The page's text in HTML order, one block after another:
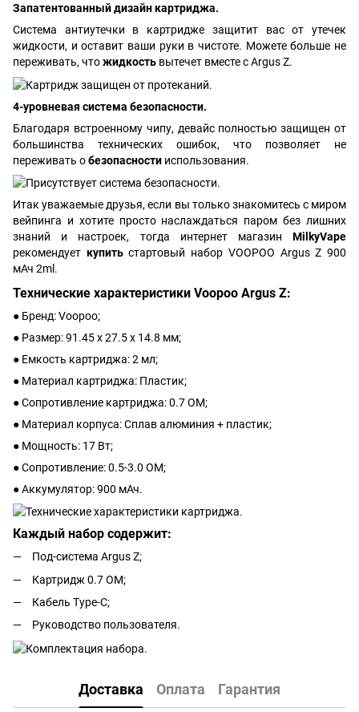
Запатентованный дизайн картриджа.
Система антиутечки в картридже защитит вас от утечек
жидкости, и оставит ваши руки в чистоте. Можете больше не
переживать, чтожидкость вытечет вместе с Argus Z.
4-уровневая система безопасности.
Благодаря встроенному чипу, девайс полностью защищен от
большинства технических ошибок, что позволяет не
переживать обезопасности использования.
Итак уважаемые друзья, если вы только знакомитесь с миром
вейпинга и хотите просто наслаждаться паром без лишних
знаний и настроек, тогда интернет магазин MilkyVape
рекомендует купитьстартовый набор VOOPOO Argus Z 900
мАч 2ml.
Технические характеристики Voopoo Argus Z:
● Бренд: Voopoo;
● Размер: 91.45 х 27.5 х 14.8 мм;
● Емкость картриджа: 2 мл;
● Материал картриджа: Пластик;
● Сопротивление картриджа: 0.7 ОМ;
● Материал корпуса: Сплав алюминия + пластик;
● Мощность: 17 Вт;
● Сопротивление: 0.5-3.0 ОМ;
● Аккумулятор: 900 мАч.
Каждый набор содержит:
Под-система Argus Z;
Картридж 0.7 ОМ;
Кабель Type-C;
Руководство пользователя.
Доставка Оплата Гарантия